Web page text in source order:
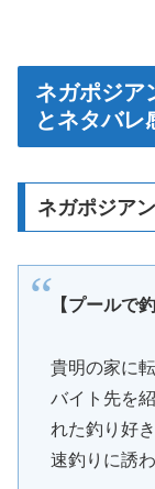
ネガポジア
とネタバレ
ネガポジア
【プールで
貴明の家に
バイト先を
れた釣り好
速釣りに誘